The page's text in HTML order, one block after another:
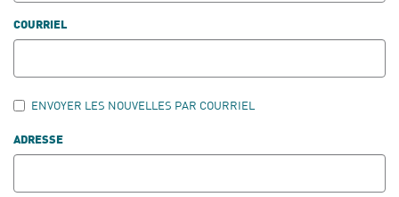
COURRIEL
ENVOYER LES NOUVELLES PAR COURRIEL
ADRESSE